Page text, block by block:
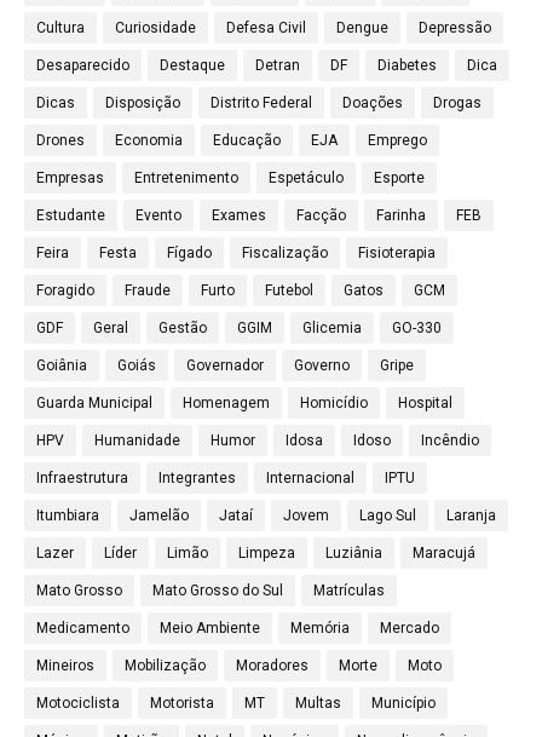
Cultura Curiosidade Defesa Civil Dengue Depressão
Desaparecido Destaque Detran DF Diabetes Dica
Dicas Disposição Distrito Federal Doações Drogas
Drones Economia Educação EJA Emprego
Empresas Entretenimento Espetáculo Esporte
Estudante Evento Exames Facção Farinha FEB
Feira Festa Fígado Fiscalização Fisioterapia
Foragido Fraude Furto Futebol Gatos GCM
GDF Geral Gestão GGIM Glicemia GO-330
Goiânia Goiás Governador Governo Gripe
Guarda Municipal Homenagem Homicídio Hospital
HPV Humanidade Humor Idosa Idoso Incêndio
Infraestrutura Integrantes Internacional IPTU
Itumbiara Jamelão Jataí Jovem Lago Sul Laranja
Lazer Líder Limão Limpeza Luziânia Maracujá
Mato Grosso Mato Grosso do Sul Matrículas
Medicamento Meio Ambiente Memória Mercado
Mineiros Mobilização Moradores Morte Moto
Motociclista Motorista MT Multas Município